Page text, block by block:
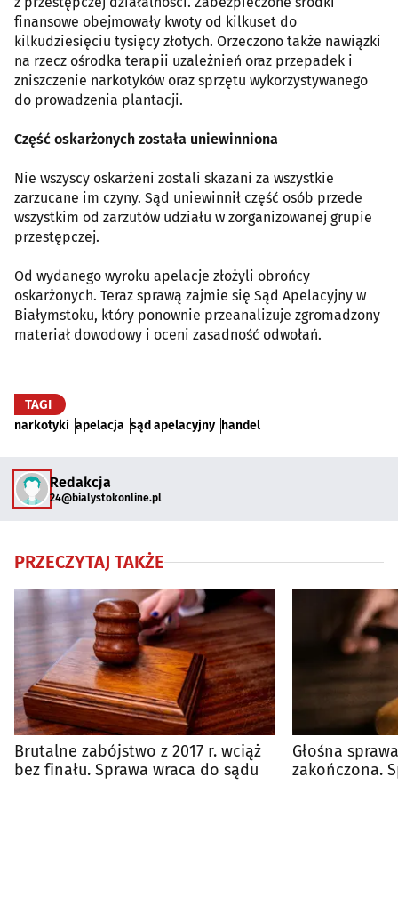
finansowe obejmowały kwoty od kilkuset do
kilkudziesięciu tysięcy złotych. Orzeczono także nawiązki
na rzecz ośrodka terapii uzależnień oraz przepadek i
zniszczenie narkotyków oraz sprzętu wykorzystywanego
do prowadzenia plantacji.
Część oskarżonych została uniewinniona
Nie wszyscy oskarżeni zostali skazani za wszystkie
zarzucane im czyny. Sąd uniewinnił część osób przede
wszystkim od zarzutów udziału w zorganizowanej grupie
przestępczej.
Od wydanego wyroku apelacje złożyli obrońcy
oskarżonych. Teraz sprawą zajmie się Sąd Apelacyjny w
Białymstoku, który ponownie przeanalizuje zgromadzony
materiał dowodowy i oceni zasadność odwołań.
TAGI
narkotyki apelacja sąd apelacyjny handel
Redakcja
24@bialystokonline.pl
PRZECZYTAJ TAKŻE
Brutalne zabójstwo z 2017 r. wciąż
bez finału. Sprawa wraca do sądu
Głośna
zakończona.